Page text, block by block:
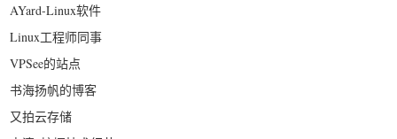
AYard-Linux软件
Linux工程师同事
VPSee的站点
书海扬帆的博客
又拍云存储